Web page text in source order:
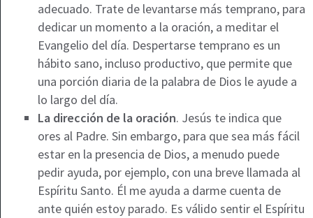
adecuado. Trate de levantarse más temprano, para
dedicar un momento a la oración, a meditar el
Evangelio del día. Despertarse temprano es un
hábito sano, incluso productivo, que permite que
una porción diaria de la palabra de Dios le ayude a
lo largo del día.
La dirección de la oración. Jesús te indica que
ores al Padre. Sin embargo, para que sea más fácil
estar en la presencia de Dios, a menudo puede
pedir ayuda, por ejemplo, con una breve llamada al
Espíritu Santo. Él me ayuda a darme cuenta de
ante quién estoy parado. Es válido sentir el Espíritu